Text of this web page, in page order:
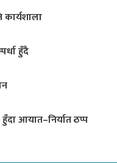
कार्यशाला
हुँदै
आयात–निर्यात ठप्प